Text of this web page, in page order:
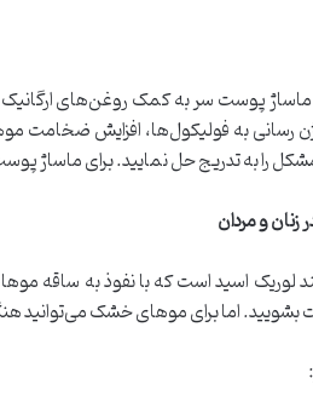
ماساژ پوست سر به کمک روغن‌های
رسانی به فولیکول‌ها، افزایش
مشکل را به تدریج حل نمایید. برای
و مردان
اسید است که با نفوذ به ساقه
اما برای موهای خشک می‌توانید